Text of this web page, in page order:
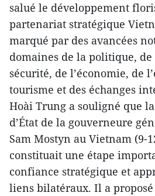
salué le développement
partenariat stratégique
marqué par des avancées
domaines de la politique,
sécurité, de l’économie, de
tourisme et des échanges
Hoài Trung a souligné que
d’État de la gouverneure
Sam Mostyn au Vietnam (9-
constituait une étape
confiance stratégique et
liens bilatéraux. Il a